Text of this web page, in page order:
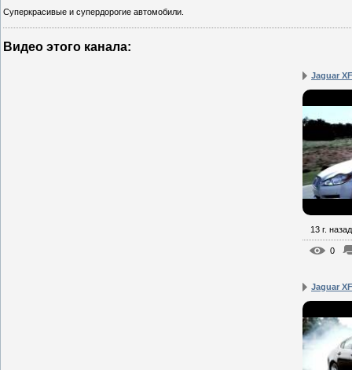
Суперкрасивые и супердорогие автомобили.
Видео этого канала:
Jaguar
13 г. назад
0
Jaguar